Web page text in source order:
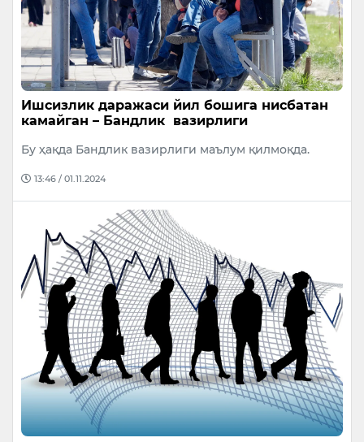
Ишсизлик даражаси йил бошига нисбатан
камайган – Бандлик вазирлиги
Бу ҳақда Бандлик вазирлиги маълум қилмоқда.
13:46 / 01.11.2024